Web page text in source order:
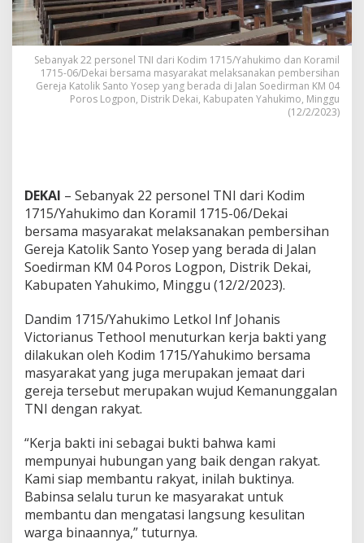
i
m
1
7
1
5
/
m
o
B
e
r
s
i
k
a
n
G
e
r
j
S
a
n
o
Y
o
Sebanyak 22 personel TNI dari Kodim 1715/Yahukimo dan Koramil
1715-06/Dekai bersama masyarakat melaksanakan pembersihan
Gereja Katolik Santo Yosep yang berada di Jalan Soedirman KM 04
Poros Logpon, Distrik Dekai, Kabupaten Yahukimo, Minggu
(12/2/2023)
DEKAI – Sebanyak 22 personel TNI dari Kodim
1715/Yahukimo dan Koramil 1715-06/Dekai
bersama masyarakat melaksanakan pembersihan
Gereja Katolik Santo Yosep yang berada di Jalan
Soedirman KM 04 Poros Logpon, Distrik Dekai,
Kabupaten Yahukimo, Minggu (12/2/2023).
Dandim 1715/Yahukimo Letkol Inf Johanis
Victorianus Tethool menuturkan kerja bakti yang
dilakukan oleh Kodim 1715/Yahukimo bersama
masyarakat yang juga merupakan jemaat dari
gereja tersebut merupakan wujud Kemanunggalan
TNI dengan rakyat.
“Kerja bakti ini sebagai bukti bahwa kami
mempunyai hubungan yang baik dengan rakyat.
Kami siap membantu rakyat, inilah buktinya.
Babinsa selalu turun ke masyarakat untuk
membantu dan mengatasi langsung kesulitan
warga binaannya,” tuturnya.